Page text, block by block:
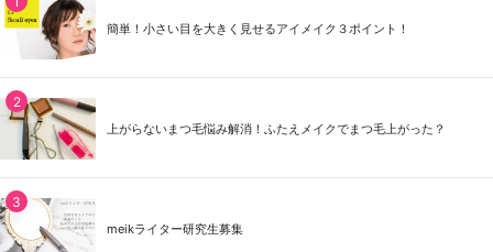
簡単！小さい目を大きく見せるアイメイク３ポイント！
上がらないまつ毛悩み解消！ふたえメイクでまつ毛上がった？
meikライター研究生募集